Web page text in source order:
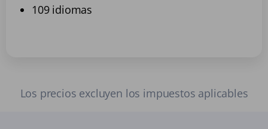
109 idiomas
Los precios excluyen los impuestos aplicables